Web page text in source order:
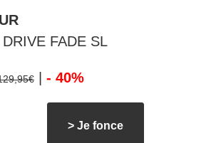
FADE SL
- 40%
> Je fonce